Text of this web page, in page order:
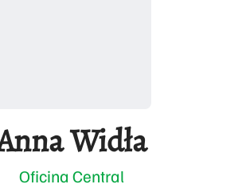
Widła
Oficina Central